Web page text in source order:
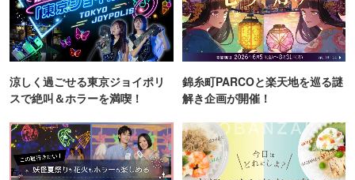
涼しく過ごせる東京ジョイポリ
スで絶叫＆ホラーを満喫！
錦糸町PARCOと楽天地を巡る謎
解き企画が開催！